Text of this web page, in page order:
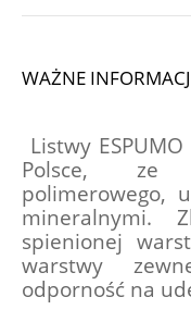
WAŻNE
Polsce, ze
polimerowego,
mineralnymi.
spienionej
warstwy
odporność na